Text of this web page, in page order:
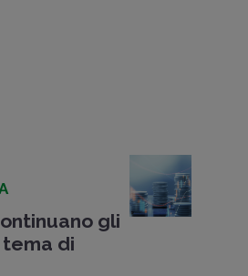
gli
di